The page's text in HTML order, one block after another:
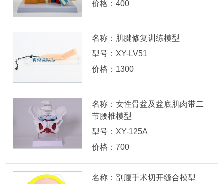
价格：400
名称：肌腱修复训练模型
型号：XY-LV51
价格：1300
名称：女性骨盆及盆底肌肉带二
节腰椎模型
型号：XY-125A
价格：700
名称：剖腹手术切开缝合模型